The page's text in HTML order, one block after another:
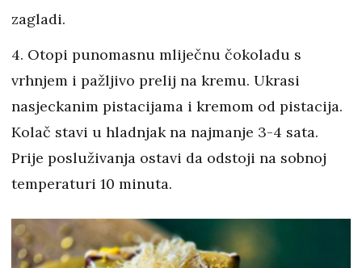
zagladi.
4. Otopi punomasnu mliječnu čokoladu s
vrhnjem i pažljivo prelij na kremu. Ukrasi
nasjeckanim pistacijama i kremom od pistacija.
Kolač stavi u hladnjak na najmanje 3-4 sata.
Prije posluživanja ostavi da odstoji na sobnoj
temperaturi 10 minuta.